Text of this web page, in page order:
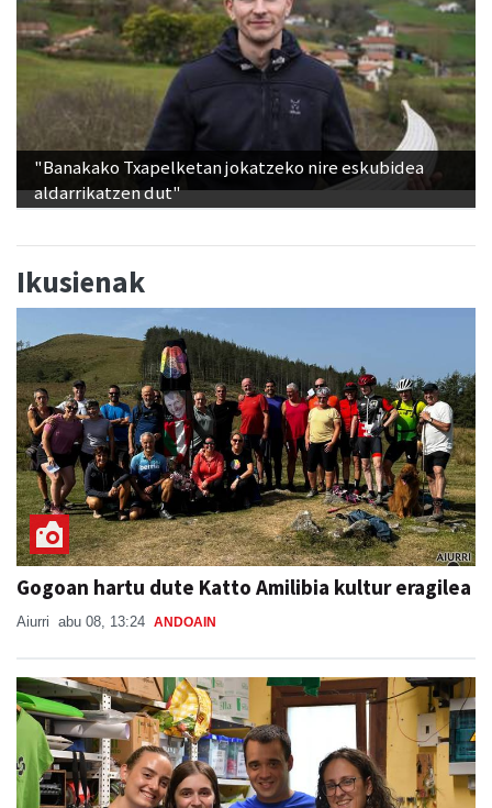
"Banakako Txapelketan jokatzeko nire eskubidea
aldarrikatzen dut"
Ikusienak
Gogoan hartu dute Katto Amilibia kultur eragilea
Aiurri abu 08, 13:24 ANDOAIN